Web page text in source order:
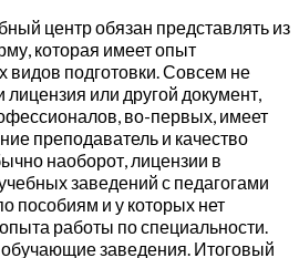
центр обязан представлять из
которая имеет опыт
видов подготовки. Совсем не
лицензия или другой документ,
во-первых, имеет
преподаватель и качество
наоборот, лицензии в
заведений с педагогами
пособиям и у которых нет
работы по специальности.
заведения. Итоговый